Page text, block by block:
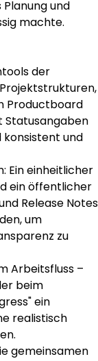
und
machte.
der
Productboard
Statusangaben
und
Ein einheitlicher
ein öffentlicher
Release Notes
um
zu
Arbeitsfluss –
beim
ein
realistisch
gemeinsamen